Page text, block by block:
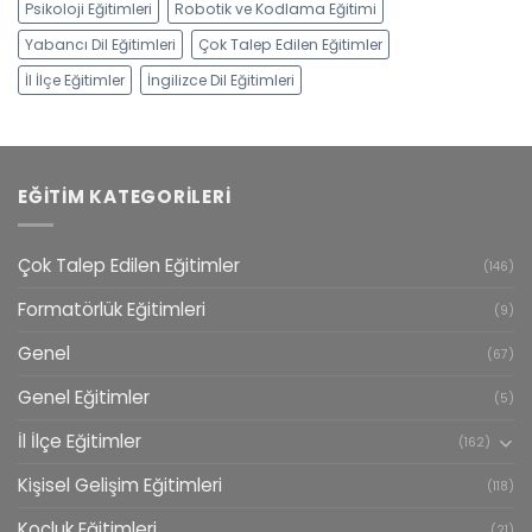
Psikoloji Eğitimleri
Robotik ve Kodlama Eğitimi
Yabancı Dil Eğitimleri
Çok Talep Edilen Eğitimler
İl İlçe Eğitimler
İngilizce Dil Eğitimleri
EĞITIM KATEGORILERI
Çok Talep Edilen Eğitimler (146)
Formatörlük Eğitimleri (9)
Genel (67)
Genel Eğitimler (5)
İl İlçe Eğitimler (162)
Kişisel Gelişim Eğitimleri (118)